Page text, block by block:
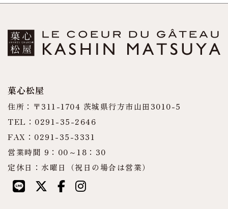
菓心松屋
住所：〒311-1704 茨城県行方市山田3010-5
TEL：0291-35-2646
FAX：0291-35-3331
営業時間 9：00～18：30
定休日：水曜日（祝日の場合は営業）